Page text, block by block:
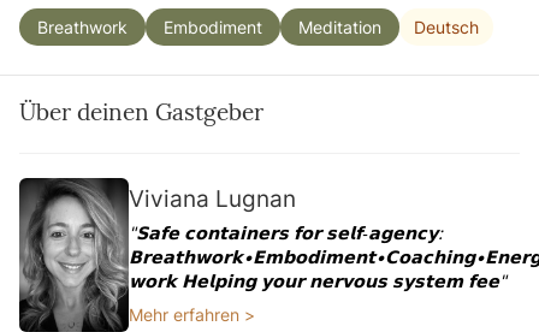
Breathwork Embodiment Meditation Deutsch
Über deinen Gastgeber
Viviana Lugnan
"𝗦𝗮𝗳𝗲 𝗰𝗼𝗻𝘁𝗮𝗶𝗻𝗲𝗿𝘀 𝗳𝗼𝗿 𝘀𝗲𝗹𝗳‑𝗮𝗴𝗲𝗻𝗰𝘆:
𝘄𝗼𝗿𝗸 𝗛𝗲𝗹𝗽𝗶𝗻𝗴 𝘆𝗼𝘂𝗿 𝗻𝗲𝗿𝘃𝗼𝘂𝘀 𝘀𝘆𝘀𝘁𝗲𝗺 𝗳𝗲𝗲"
Mehr erfahren >